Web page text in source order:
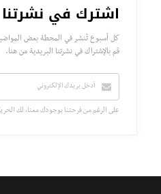
اشترك في نشرتنا
كل أسبوع تُنشر في المحطة بعض
قم بالإشتراك في نشرتنا البريدية من هنا.
على الرغم من فرحتنا بوجودك معنا، لك